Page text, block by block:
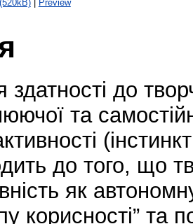
| Preview
до
та
до того, що
як
корисності”